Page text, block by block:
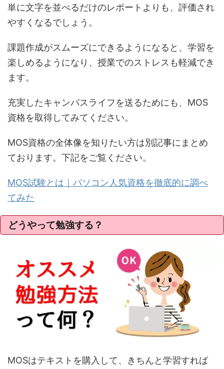
単に文字を並べるだけのレポートよりも、評価され
やすくなるでしょう。
課題作成がスムーズにできるようになると、学習を
楽しめるようになり、授業でのストレスも軽減でき
ます。
充実したキャンパスライフを送るためにも、MOS
資格を取得してみてください。
MOS資格の全体像を知りたい方は別記事にまとめ
ております。下記をご覧ください。
MOS試験とは｜パソコン人気資格を徹底的に調べ
てみた
どうやって勉強する？
MOSはテキストを購入して、きちんと学習すれば